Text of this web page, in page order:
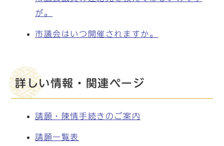
が。
市議会はいつ開催されますか。
詳しい情報・関連ページ
請願・陳情手続きのご案内
請願一覧表